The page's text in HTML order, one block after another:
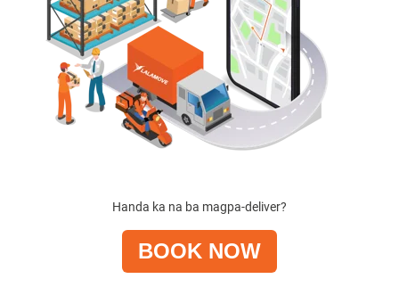
Handa ka na ba magpa-deliver?
BOOK NOW